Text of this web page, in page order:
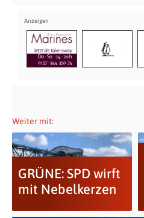
Weiter mit:
GRÜNE: SPD wirft
mit Nebelkerzen